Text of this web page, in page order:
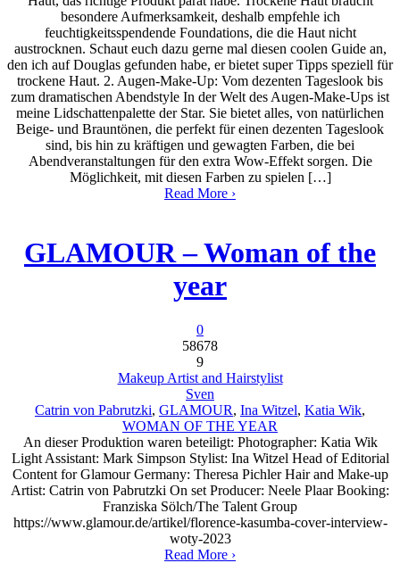
besondere Aufmerksamkeit, deshalb empfehle ich
feuchtigkeitsspendende Foundations, die die Haut nicht
austrocknen. Schaut euch dazu gerne mal diesen coolen Guide an,
den ich auf Douglas gefunden habe, er bietet super Tipps speziell für
trockene Haut. 2. Augen-Make-Up: Vom dezenten Tageslook bis
zum dramatischen Abendstyle In der Welt des Augen-Make-Ups ist
meine Lidschattenpalette der Star. Sie bietet alles, von natürlichen
Beige- und Brauntönen, die perfekt für einen dezenten Tageslook
sind, bis hin zu kräftigen und gewagten Farben, die bei
Abendveranstaltungen für den extra Wow-Effekt sorgen. Die
Möglichkeit, mit diesen Farben zu spielen […]
Read More ›
GLAMOUR – Woman of the
year
0
58678
9
Makeup Artist and Hairstylist
Sven
Catrin von Pabrutzki, GLAMOUR, Ina Witzel, Katia Wik,
WOMAN OF THE YEAR
An dieser Produktion waren beteiligt: Photographer: Katia Wik
Light Assistant: Mark Simpson Stylist: Ina Witzel Head of Editorial
Content for Glamour Germany: Theresa Pichler Hair and Make-up
Artist: Catrin von Pabrutzki On set Producer: Neele Plaar Booking:
Franziska Sölch/The Talent Group
https://www.glamour.de/artikel/florence-kasumba-cover-interview-
woty-2023
Read More ›